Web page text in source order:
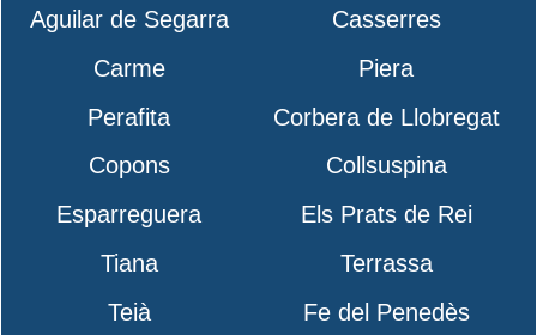
Aguilar de Segarra
Casserres
Carme
Piera
Perafita
Corbera de Llobregat
Copons
Collsuspina
Esparreguera
Els Prats de Rei
Tiana
Terrassa
Teià
Fe del Penedès